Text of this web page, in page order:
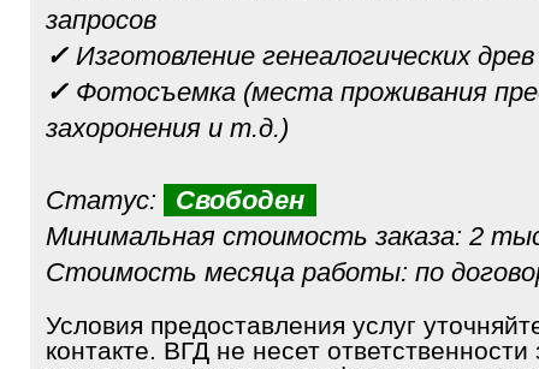
запросов
✓ Изготовление генеалогических древ
✓ Фотосъемка (места проживания
захоронения и т.д.)
Статус:
Свободен
Минимальная стоимость заказа: 2
Стоимость месяца работы: по
Условия предоставления услуг
контакте. ВГД не несет ответственности